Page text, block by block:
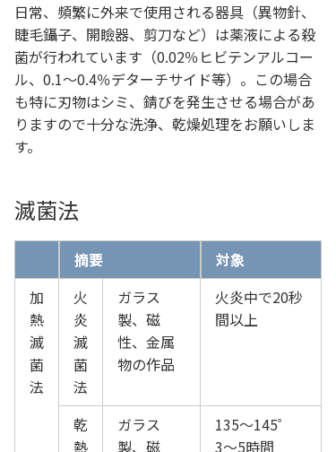
日常、頻繁に外来で使用される器具（異物針、
睫毛鑷子、開瞼器、剪刀など）は薬液による殺
菌が行われています（0.02％ヒビテンアルコー
ル、0.1～0.4％デターチサイド等）。この場合
も特に刃物はシミ、錆びを発生させる場合があ
りますので十分な洗浄、乾燥処理をお願いしま
す。
滅菌法
摘要
対象
加
熱
滅
菌
法
火
炎
滅
菌
法
ガラス
製、磁
性、金属
物の作品
火炎中で20秒
間以上
乾
熱
ガラス
製、磁
135～145゜
3～5時間